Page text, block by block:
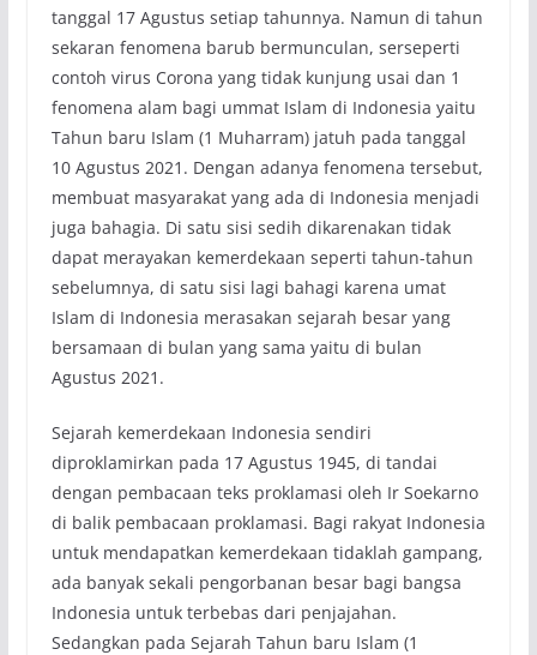
tanggal 17 Agustus setiap tahunnya. Namun di tahun
sekaran fenomena barub bermunculan, serseperti
contoh virus Corona yang tidak kunjung usai dan 1
fenomena alam bagi ummat Islam di Indonesia yaitu
Tahun baru Islam (1 Muharram) jatuh pada tanggal
10 Agustus 2021. Dengan adanya fenomena tersebut,
membuat masyarakat yang ada di Indonesia menjadi
juga bahagia. Di satu sisi sedih dikarenakan tidak
dapat merayakan kemerdekaan seperti tahun-tahun
sebelumnya, di satu sisi lagi bahagi karena umat
Islam di Indonesia merasakan sejarah besar yang
bersamaan di bulan yang sama yaitu di bulan
Agustus 2021.
Sejarah kemerdekaan Indonesia sendiri
diproklamirkan pada 17 Agustus 1945, di tandai
dengan pembacaan teks proklamasi oleh Ir Soekarno
di balik pembacaan proklamasi. Bagi rakyat Indonesia
untuk mendapatkan kemerdekaan tidaklah gampang,
ada banyak sekali pengorbanan besar bagi bangsa
Indonesia untuk terbebas dari penjajahan.
Sedangkan pada Sejarah Tahun baru Islam (1